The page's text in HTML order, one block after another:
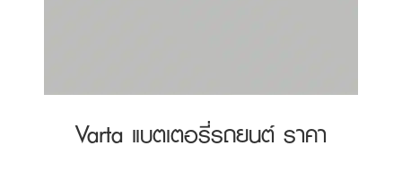
Varta แบตเตอรี่รถยนต์ ราคา